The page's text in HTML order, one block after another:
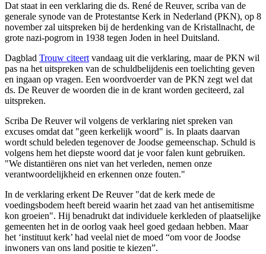
Dat staat in een verklaring die ds. René de Reuver, scriba van de
generale synode van de Protestantse Kerk in Nederland (PKN), op 8
november zal uitspreken bij de herdenking van de Kristallnacht, de
grote nazi-pogrom in 1938 tegen Joden in heel Duitsland.
Dagblad Trouw citeert vandaag uit die verklaring, maar de PKN wil
pas na het uitspreken van de schuldbelijdenis een toelichting geven
en ingaan op vragen. Een woordvoerder van de PKN zegt wel dat
ds. De Reuver de woorden die in de krant worden geciteerd, zal
uitspreken.
Scriba De Reuver wil volgens de verklaring niet spreken van
excuses omdat dat "geen kerkelijk woord" is. In plaats daarvan
wordt schuld beleden tegenover de Joodse gemeenschap. Schuld is
volgens hem het diepste woord dat je voor falen kunt gebruiken.
"We distantiëren ons niet van het verleden, nemen onze
verantwoordelijkheid en erkennen onze fouten."
In de verklaring erkent De Reuver "dat de kerk mede de
voedingsbodem heeft bereid waarin het zaad van het antisemitisme
kon groeien". Hij benadrukt dat individuele kerkleden of plaatselijke
gemeenten het in de oorlog vaak heel goed gedaan hebben. Maar
het ‘instituut kerk’ had veelal niet de moed “om voor de Joodse
inwoners van ons land positie te kiezen”.